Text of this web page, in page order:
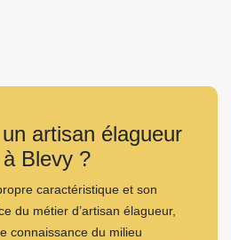
artisan élagueur
Blevy ?
caractéristique et son
du métier d’artisan élagueur,
connaissance du milieu